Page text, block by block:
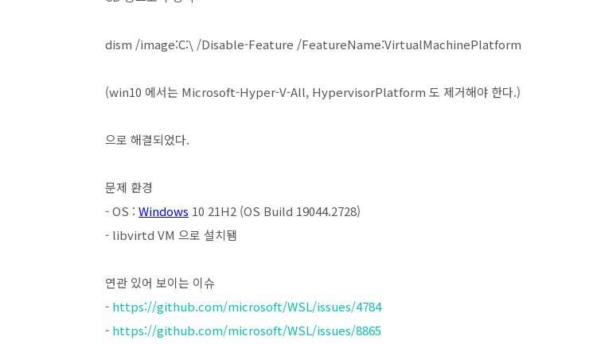
dism /image:C:\ /Disable-Feature /FeatureName:VirtualMachinePlatform
(win10 에서는 Microsoft-Hyper-V-All, HypervisorPlatform 도 제거해야 한다.)
으로 해결되었다.
문제 환경
- OS : Windows 10 21H2 (OS Build 19044.2728)
- libvirtd VM 으로 설치됌
연관 있어 보이는 이슈
- https://github.com/microsoft/WSL/issues/4784
- https://github.com/microsoft/WSL/issues/8865